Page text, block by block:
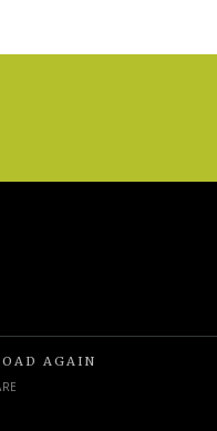
AGAIN